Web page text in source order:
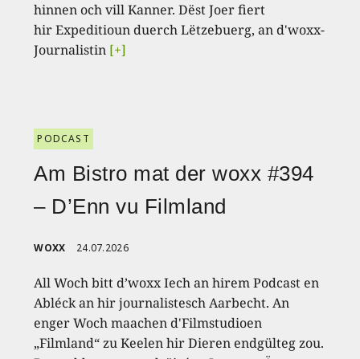
hinnen och vill Kanner. Dëst Joer fiert
hir Expeditioun duerch Lëtzebuerg, an d'woxx-
Journalistin [+]
PODCAST
Am Bistro mat der woxx #394
– D’Enn vu Filmland
WOXX 24.07.2026
All Woch bitt d’woxx Iech an hirem Podcast en
Abléck an hir journalistesch Aarbecht. An
enger Woch maachen d'Filmstudioen
„Filmland“ zu Keelen hir Dieren endgülteg zou.